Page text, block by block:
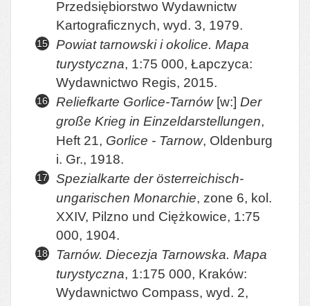
Przedsiębiorstwo Wydawnictw
Kartograficznych, wyd. 3, 1979.
Powiat tarnowski i okolice. Mapa
turystyczna, 1:75 000, Łapczyca:
Wydawnictwo Regis, 2015.
Reliefkarte Gorlice-Tarnów[w:] Der
große Krieg in Einzeldarstellungen,
Heft 21, Gorlice - Tarnow, Oldenburg
i. Gr., 1918.
Spezialkarte der österreichisch-
ungarischen Monarchie, zone 6, kol.
XXIV, Pilzno und Ciężkowice, 1:75
000, 1904.
Tarnów. Diecezja Tarnowska. Mapa
turystyczna, 1:175 000, Kraków:
Wydawnictwo Compass, wyd. 2,